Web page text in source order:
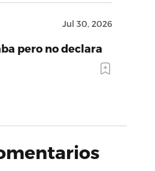
Jul 30, 2026
pero no declara